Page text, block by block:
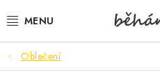
na
BOTY PÁNSKÉ
Oblečení